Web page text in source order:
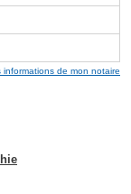
informations de mon notaire